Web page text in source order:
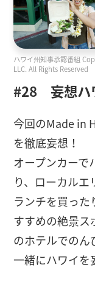
ハワイ州知事承認番組
LLC. All Rights Reserved
#28 妄想ハ
今回のMade in
を徹底妄想！
オープンカーで
り、ローカル
ランチを買った
すすめの絶景ス
のホテルでのん
一緒にハワイ